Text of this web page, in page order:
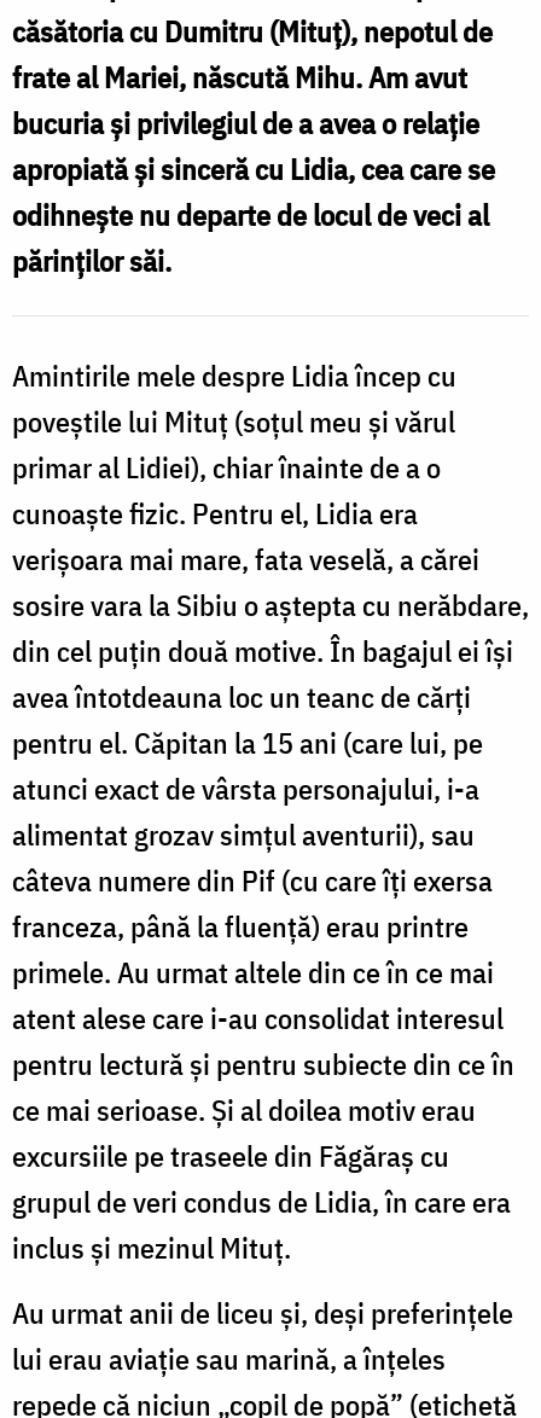
/
Foto:
Dumitru
Horia
Ionescu
căsătoria cu Dumitru (Mituț), nepotul de
frate al Mariei, născută Mihu. Am avut
bucuria și privilegiul de a avea o relație
apropiată și sinceră cu Lidia, cea care se
odihnește nu departe de locul de veci al
părinților săi.
Amintirile mele despre Lidia încep cu
poveștile lui Mituț (soțul meu și vărul
primar al Lidiei), chiar înainte de a o
cunoaște fizic. Pentru el, Lidia era
verișoara mai mare, fata veselă, a cărei
sosire vara la Sibiu o aștepta cu nerăbdare,
din cel puțin două motive. În bagajul ei își
avea întotdeauna loc un teanc de cărți
pentru el. Căpitan la 15 ani (care lui, pe
atunci exact de vârsta personajului, i-a
alimentat grozav simțul aventurii), sau
câteva numere din Pif (cu care îți exersa
franceza, până la fluență) erau printre
primele. Au urmat altele din ce în ce mai
atent alese care i-au consolidat interesul
pentru lectură și pentru subiecte din ce în
ce mai serioase. Și al doilea motiv erau
excursiile pe traseele din Făgăraș cu
grupul de veri condus de Lidia, în care era
inclus și mezinul Mituț.
Au urmat anii de liceu și, deși preferințele
lui erau aviație sau marină, a înțeles
repede că niciun „copil de popă” (etichetă